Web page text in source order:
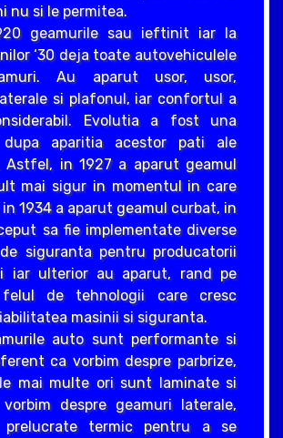
nu si le permitea.
geamurile sau ieftinit iar la
‘30 deja toate autovehiculele
Au aparut usor, usor,
si plafonul, iar confortul a
Evolutia a fost una
dupa aparitia acestor pati ale
Astfel, in 1927 a aparut geamul
mai sigur in momentul in care
in 1934 a aparut geamul curbat, in
sa fie implementate diverse
siguranta pentru producatorii
iar ulterior au aparut, rand pe
de tehnologii care cresc
masinii si siguranta.
auto sunt performante si
ca vorbim despre parbrize,
mai multe ori sunt laminate si
despre geamuri laterale,
termic pentru a se